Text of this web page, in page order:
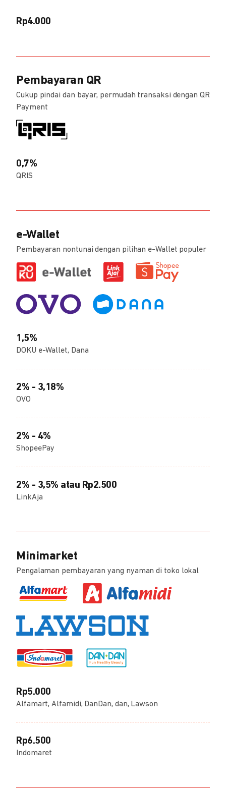
Rp4.000
Pembayaran QR
Cukup pindai dan bayar, permudah transaksi dengan QR
Payment
0,7%
QRIS
e-Wallet
Pembayaran nontunai dengan pilihan e-Wallet populer
1,5%
DOKU e-Wallet, Dana
2% - 3,18%
OVO
2% - 4%
ShopeePay
2% - 3,5% atau Rp2.500
LinkAja
Minimarket
Pengalaman pembayaran yang nyaman di toko lokal
Rp5.000
Alfamart, Alfamidi, DanDan, dan, Lawson
Rp6.500
Indomaret